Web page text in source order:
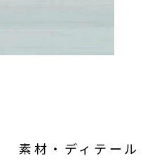
素材・ディテール